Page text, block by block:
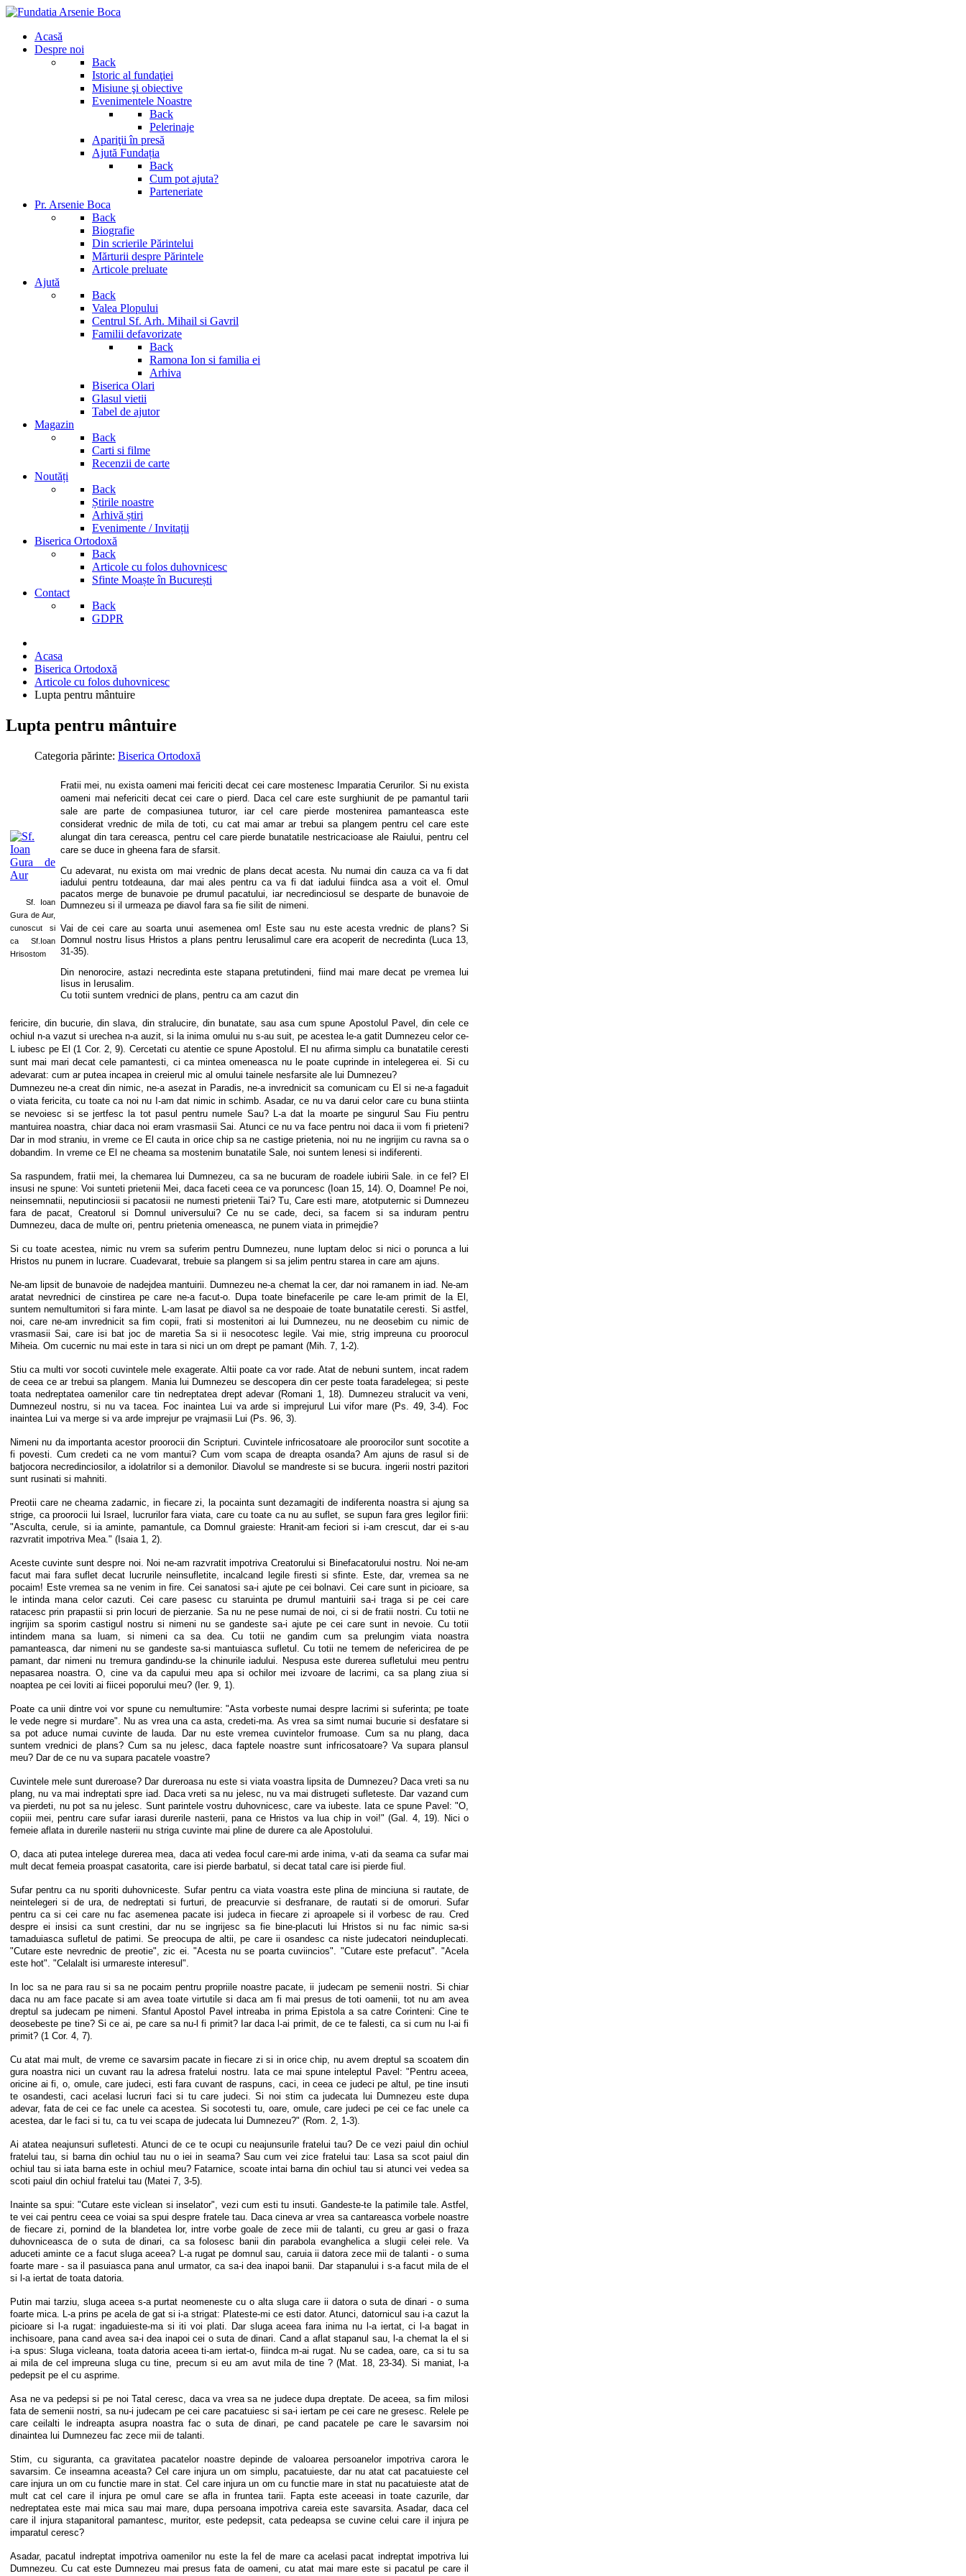
Acasă
Despre noi
Back
Istoric al fundaţiei
Misiune şi obiective
Evenimentele Noastre
Back
Pelerinaje
Apariţii în presă
Ajută Fundația
Back
Cum pot ajuta?
Parteneriate
Pr. Arsenie Boca
Back
Biografie
Din scrierile Părintelui
Mărturii despre Părintele
Articole preluate
Ajută
Back
Valea Plopului
Centrul Sf. Arh. Mihail si Gavril
Familii defavorizate
Back
Ramona Ion si familia ei
Arhiva
Biserica Olari
Glasul vietii
Tabel de ajutor
Magazin
Back
Carti si filme
Recenzii de carte
Noutăți
Back
Știrile noastre
Arhivă știri
Evenimente / Invitații
Biserica Ortodoxă
Back
Articole cu folos duhovnicesc
Sfinte Moaște în București
Contact
Back
GDPR
Acasa
Biserica Ortodoxă
Articole cu folos duhovnicesc
Lupta pentru mântuire
Lupta pentru mântuire
Categoria părinte: Biserica Ortodoxă
Sf. Ioan
Gura de Aur,
cunoscut si
ca Sf.Ioan
Hrisostom
Fratii mei, nu exista oameni mai fericiti decat cei care mostenesc Imparatia Cerurilor. Si nu exista
oameni mai nefericiti decat cei care o pierd. Daca cel care este surghiunit de pe pamantul tarii
sale are parte de compasiunea tuturor, iar cel care pierde mostenirea pamanteasca este
considerat vrednic de mila de toti, cu cat mai amar ar trebui sa plangem pentru cel care este
alungat din tara cereasca, pentru cel care pierde bunatatile nestricacioase ale Raiului, pentru cel
care se duce in gheena fara de sfarsit.
Cu adevarat, nu exista om mai vrednic de plans decat acesta. Nu numai din cauza ca va fi dat
iadului pentru totdeauna, dar mai ales pentru ca va fi dat iadului fiindca asa a voit el. Omul
pacatos merge de bunavoie pe drumul pacatului, iar necredinciosul se desparte de bunavoie de
Dumnezeu si il urmeaza pe diavol fara sa fie silit de nimeni.
Vai de cei care au soarta unui asemenea om! Este sau nu este acesta vrednic de plans? Si
Domnul nostru Iisus Hristos a plans pentru Ierusalimul care era acoperit de necredinta (Luca 13,
31-35).
Din nenorocire, astazi necredinta este stapana pretutindeni, fiind mai mare decat pe vremea lui
Iisus in Ierusalim.
Cu totii suntem vrednici de plans, pentru ca am cazut din
fericire, din bucurie, din slava, din stralucire, din bunatate, sauasa cum spune Apostolul Pavel, din cele ce
ochiul n-a vazut si urechea n-a auzit, si la inima omului nu s-au suit, pe acestea le-a gatit Dumnezeu celor ce-
L iubesc pe El (1 Cor. 2, 9). Cercetati cu atentie ce spune Apostolul. El nu afirma simplu ca bunatatile ceresti
sunt mai mari decat cele pamantesti, ci ca mintea omeneasca nu le poate cuprinde in intelegerea ei. Si cu
adevarat: cum ar putea incapea in creierul mic al omului tainele nesfarsite ale lui Dumnezeu?
Dumnezeu ne-a creat din nimic, ne-a asezat in Paradis, ne-a invrednicit sa comunicam cu El si ne-a fagaduit
o viata fericita, cu toate ca noi nu I-am dat nimic in schimb. Asadar, ce nu va darui celor care cu buna stiinta
se nevoiesc si se jertfesc la tot pasul pentru numele Sau? L-a dat la moarte pe singurul Sau Fiu pentru
mantuirea noastra, chiar daca noi eram vrasmasii Sai. Atunci ce nu va face pentru noi daca ii vom fi prieteni?
Dar in mod straniu, in vreme ce El cauta in orice chip sa ne castige prietenia, noi nu ne ingrijim cu ravna sa o
dobandim. In vreme ce El ne cheama sa mostenim bunatatile Sale, noi suntem lenesi si indiferenti.
Sa raspundem, fratii mei, la chemarea lui Dumnezeu, ca sa ne bucuram de roadele iubirii Sale. in ce fel? El
insusi ne spune: Voi sunteti prietenii Mei, daca faceti ceea ce va poruncesc (Ioan 15, 14). O, Doamne! Pe noi,
neinsemnatii, neputinciosii si pacatosii ne numesti prietenii Tai? Tu, Care esti mare, atotputernic si Dumnezeu
fara de pacat, Creatorul si Domnul universului? Ce nu se cade, deci, sa facem si sa induram pentru
Dumnezeu, daca de multe ori, pentru prietenia omeneasca, ne punem viata in primejdie?
Si cu toate acestea, nimic nu vrem sa suferim pentru Dumnezeu, nune luptam deloc si nici o porunca a lui
Hristos nu punem in lucrare. Cuadevarat, trebuie sa plangem si sa jelim pentru starea in care am ajuns.
Ne-am lipsit de bunavoie de nadejdea mantuirii. Dumnezeu ne-a chemat la cer, dar noi ramanem in iad. Ne-am
aratat nevrednici de cinstirea pe care ne-a facut-o. Dupa toate binefacerile pe care le-am primit de la El,
suntem nemultumitori si fara minte. L-am lasat pe diavol sa ne despoaie de toate bunatatile ceresti. Si astfel,
noi, care ne-am invrednicit sa fim copii, frati si mostenitori ai lui Dumnezeu, nu ne deosebim cu nimic de
vrasmasii Sai, care isi bat joc de maretia Sa si ii nesocotesc legile. Vai mie, strig impreuna cu proorocul
Miheia. Om cucernic nu mai este in tara si nici un om drept pe pamant (Mih. 7, 1-2).
Stiu ca multi vor socoti cuvintele mele exagerate. Altii poate ca vor rade. Atat de nebuni suntem, incat radem
de ceea ce ar trebui sa plangem. Mania lui Dumnezeu se descopera din cer peste toata faradelegea; si peste
toata nedreptatea oamenilor care tin nedreptatea drept adevar (Romani 1, 18). Dumnezeu stralucit va veni,
Dumnezeul nostru, si nu va tacea. Foc inaintea Lui va arde si imprejurul Lui vifor mare (Ps. 49, 3-4). Foc
inaintea Lui va merge si va arde imprejur pe vrajmasii Lui (Ps. 96, 3).
Nimeni nu da importanta acestor proorocii din Scripturi. Cuvintele infricosatoare ale proorocilor sunt socotite a
fi povesti. Cum credeti ca ne vom mantui? Cum vom scapa de dreapta osanda? Am ajuns de rasul si de
batjocora necredinciosilor, a idolatrilor si a demonilor. Diavolul se mandreste si se bucura. ingerii nostri pazitori
sunt rusinati si mahniti.
Preotii care ne cheama zadarnic, in fiecare zi, la pocainta sunt dezamagiti de indiferenta noastra si ajung sa
strige, ca proorocii lui Israel, lucrurilor fara viata, care cu toate ca nu au suflet, se supun fara gres legilor firii:
"Asculta, cerule, si ia aminte, pamantule, ca Domnul graieste: Hranit-am feciori si i-am crescut, dar ei s-au
razvratit impotriva Mea." (Isaia 1, 2).
Aceste cuvinte sunt despre noi. Noi ne-am razvratit impotriva Creatorului si Binefacatorului nostru. Noi ne-am
facut mai fara suflet decat lucrurile neinsufletite, incalcand legile firesti si sfinte. Este, dar, vremea sa ne
pocaim! Este vremea sa ne venim in fire. Cei sanatosi sa-i ajute pe cei bolnavi. Cei care sunt in picioare, sa
le intinda mana celor cazuti. Cei care pasesc cu staruinta pe drumul mantuirii sa-i traga si pe cei care
ratacesc prin prapastii si prin locuri de pierzanie. Sa nu ne pese numai de noi, ci si de fratii nostri. Cu totii ne
ingrijim sa sporim castigul nostru si nimeni nu se gandeste sa-i ajute pe cei care sunt in nevoie. Cu totii
intindem mana sa luam, si nimeni ca sa dea. Cu totii ne gandim cum sa prelungim viata noastra
pamanteasca, dar nimeni nu se gandeste sa-si mantuiasca sufletul. Cu totii ne temem de nefericirea de pe
pamant, dar nimeni nu tremura gandindu-se la chinurile iadului. Nespusa este durerea sufletului meu pentru
nepasarea noastra. O, cine va da capului meu apa si ochilor mei izvoare de lacrimi, ca sa plang ziua si
noaptea pe cei loviti ai fiicei poporului meu? (Ier. 9, 1).
Poate ca unii dintre voi vor spune cu nemultumire: "Asta vorbeste numai despre lacrimi si suferinta; pe toate
le vede negre si murdare". Nu as vrea una ca asta, credeti-ma. As vrea sa simt numai bucurie si desfatare si
sa pot aduce numai cuvinte de lauda. Dar nu este vremea cuvintelor frumoase. Cum sa nu plang, daca
suntem vrednici de plans? Cum sa nu jelesc, daca faptele noastre sunt infricosatoare? Va supara plansul
meu? Dar de ce nu va supara pacatele voastre?
Cuvintele mele sunt dureroase? Dar dureroasa nu este si viata voastra lipsita de Dumnezeu? Daca vreti sa nu
plang, nu va mai indreptati spre iad. Daca vreti sa nu jelesc, nu va mai distrugeti sufleteste. Dar vazand cum
va pierdeti, nu pot sa nu jelesc. Sunt parintele vostru duhovnicesc, care va iubeste. Iata ce spune Pavel: "O,
copiii mei, pentru care sufar iarasi durerile nasterii, pana ce Hristos va lua chip in voi!" (Gal. 4, 19). Nici o
femeie aflata in durerile nasterii nu striga cuvinte mai pline de durere ca ale Apostolului.
O, daca ati putea intelege durerea mea, daca ati vedea focul care-mi arde inima, v-ati da seama ca sufar mai
mult decat femeia proaspat casatorita, care isi pierde barbatul, si decat tatal care isi pierde fiul.
Sufar pentru ca nu sporiti duhovniceste. Sufar pentru ca viata voastra este plina de minciuna si rautate, de
neintelegeri si de ura, de nedreptati si furturi, de preacurvie si desfranare, de rautati si de omoruri. Sufar
pentru ca si cei care nu fac asemenea pacate isi judeca in fiecare zi aproapele si il vorbesc de rau. Cred
despre ei insisi ca sunt crestini, dar nu se ingrijesc sa fie bine-placuti lui Hristos si nu fac nimic sa-si
tamaduiasca sufletul de patimi. Se preocupa de altii, pe care ii osandesc ca niste judecatori neinduplecati.
"Cutare este nevrednic de preotie", zic ei. "Acesta nu se poarta cuviincios". "Cutare este prefacut". "Acela
este hot". "Celalalt isi urmareste interesul".
In loc sa ne para rau si sa ne pocaim pentru propriile noastre pacate, ii judecam pe semenii nostri. Si chiar
daca nu am face pacate si am avea toate virtutile si daca am fi mai presus de toti oamenii, tot nu am avea
dreptul sa judecam pe nimeni. Sfantul Apostol Pavel intreaba in prima Epistola a sa catre Corinteni: Cine te
deosebeste pe tine? Si ce ai, pe care sa nu-l fi primit? Iar daca l-ai primit, de ce te falesti, ca si cum nu l-ai fi
primit? (1 Cor. 4, 7).
Cu atat mai mult, de vreme ce savarsim pacate in fiecare zi si in orice chip, nu avem dreptul sa scoatem din
gura noastra nici un cuvant rau la adresa fratelui nostru. Iata ce mai spune inteleptul Pavel: "Pentru aceea,
oricine ai fi, o, omule, care judeci, esti fara cuvant de raspuns, caci, in ceea ce judeci pe altul, pe tine insuti
te osandesti, caci acelasi lucruri faci si tu care judeci. Si noi stim ca judecata lui Dumnezeu este dupa
adevar, fata de cei ce fac unele ca acestea. Si socotesti tu, oare, omule, care judeci pe cei ce fac unele ca
acestea, dar le faci si tu, ca tu vei scapa de judecata lui Dumnezeu?" (Rom. 2, 1-3).
Ai atatea neajunsuri sufletesti. Atunci de ce te ocupi cu neajunsurile fratelui tau? De ce vezi paiul din ochiul
fratelui tau, si barna din ochiul tau nu o iei in seama? Sau cum vei zice fratelui tau: Lasa sa scot paiul din
ochiul tau si iata barna este in ochiul meu? Fatarnice, scoate intai barna din ochiul tau si atunci vei vedea sa
scoti paiul din ochiul fratelui tau (Matei 7, 3-5).
Inainte sa spui: "Cutare este viclean si inselator", vezi cum esti tu insuti. Gandeste-te la patimile tale. Astfel,
te vei cai pentru ceea ce voiai sa spui despre fratele tau. Daca cineva ar vrea sa cantareasca vorbele noastre
de fiecare zi, pornind de la blandetea lor, intre vorbe goale de zece mii de talanti, cu greu ar gasi o fraza
duhovniceasca de o suta de dinari, ca sa folosesc banii din parabola evanghelica a slugii celei rele. Va
aduceti aminte ce a facut sluga aceea? L-a rugat pe domnul sau, caruia ii datora zece mii de talanti - o suma
foarte mare - sa il pasuiasca pana anul urmator, ca sa-i dea inapoi banii. Dar stapanului i s-a facut mila de el
si l-a iertat de toata datoria.
Putin mai tarziu, sluga aceea s-a purtat neomeneste cu o alta sluga care ii datora o suta de dinari - o suma
foarte mica. L-a prins pe acela de gat si i-a strigat: Plateste-mi ce esti dator. Atunci, datornicul sau i-a cazut la
picioare si l-a rugat: ingaduieste-ma si iti voi plati. Dar sluga aceea fara inima nu l-a iertat, ci l-a bagat in
inchisoare, pana cand avea sa-i dea inapoi cei o suta de dinari. Cand a aflat stapanul sau, l-a chemat la el si
i-a spus: Sluga vicleana, toata datoria aceea ti-am iertat-o, fiindca m-ai rugat. Nu se cadea, oare, ca si tu sa
ai mila de cel impreuna sluga cu tine, precum si eu am avut mila de tine ? (Mat. 18, 23-34). Si maniat, l-a
pedepsit pe el cu asprime.
Asa ne va pedepsi si pe noi Tatal ceresc, daca va vrea sa ne judece dupa dreptate. De aceea, sa fim milosi
fata de semenii nostri, sa nu-i judecam pe cei care pacatuiesc si sa-i iertam pe cei care ne gresesc. Relele pe
care ceilalti le indreapta asupra noastra fac o suta de dinari, pe cand pacatele pe care le savarsim noi
dinaintea lui Dumnezeu fac zece mii de talanti.
Stim, cu siguranta, ca gravitatea pacatelor noastre depinde de valoarea persoanelor impotriva carora le
savarsim. Ce inseamna aceasta? Cel care injura un om simplu, pacatuieste, dar nu atat cat pacatuieste cel
care injura un om cu functie mare in stat. Cel care injura un om cu functie mare in stat nu pacatuieste atat de
mult cat cel care il injura pe omul care se afla in fruntea tarii. Fapta este aceeasi in toate cazurile, dar
nedreptatea este mai mica sau mai mare, dupa persoana impotriva careia este savarsita. Asadar, daca cel
care il injura stapanitoral pamantesc, muritor, este pedepsit, cata pedeapsa se cuvine celui care il injura pe
imparatul ceresc?
Asadar, pacatul indreptat impotriva oamenilor nu este la fel de mare ca acelasi pacat indreptat impotriva lui
Dumnezeu. Cu cat este Dumnezeu mai presus fata de oameni, cu atat mai mare este si pacatul pe care il